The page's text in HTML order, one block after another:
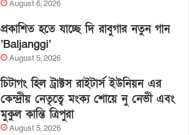
August 6, 2026
প্রকাশিত হতে যাচ্ছে দি রাবুগার নতুন গান
‘Baljanggi’
August 5, 2026
চিটাগং হিল ট্রাক্টস রাইটার্স ইউনিয়ন এর
কেন্দ্রীয় নেতৃত্বে মংক্য শোয়ে নু নেভী এবং
মুকুল কান্তি ত্রিপুরা
August 5, 2026